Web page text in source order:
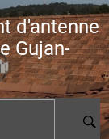
d'antenne
Gujan-